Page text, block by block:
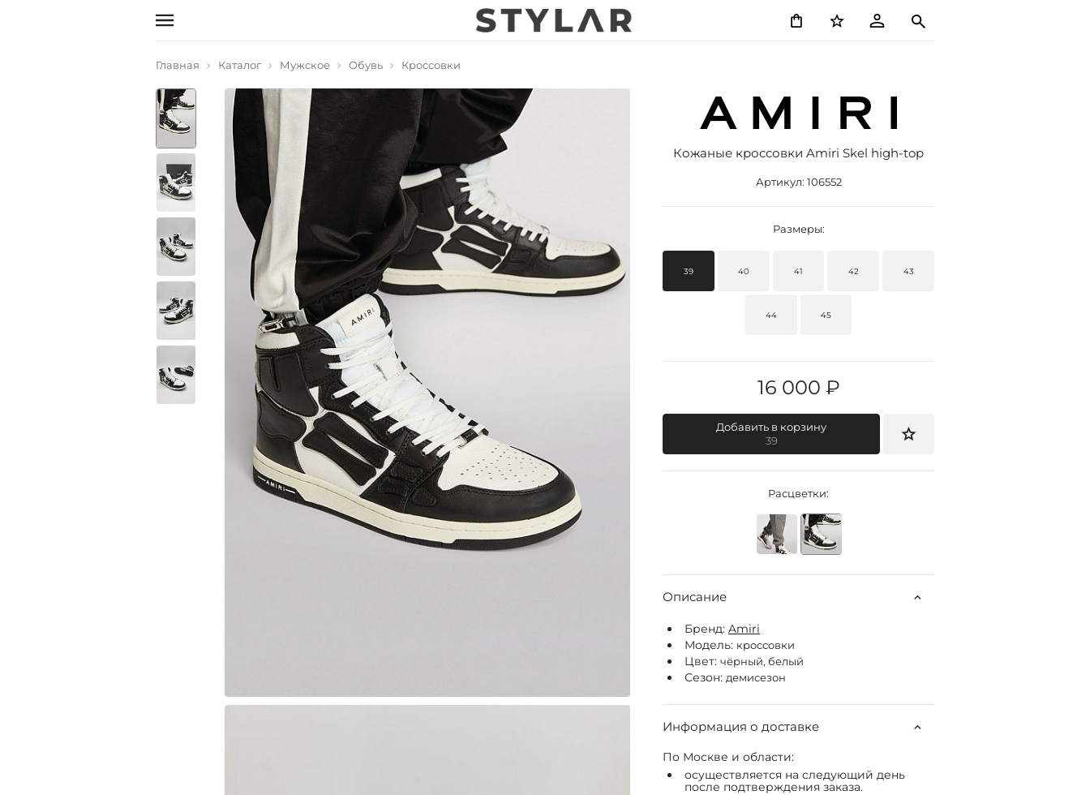
Главная Каталог Мужское Обувь Кроссовки
Кожаные кроссовки Amiri Skel high-top
Артикул: 106552
Размеры:
39 40 41 42 43
44 45
16 000 ₽
Добавить в корзину
39
Расцветки:
Описание
Бренд: Amiri
Модель: кроссовки
Цвет: чёрный, белый
Сезон: демисезон
Информация о доставке
По Москве и области:
осуществляется на следующий день
после подтверждения заказа.